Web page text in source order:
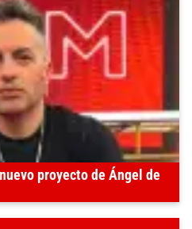
proyecto de Ángel de